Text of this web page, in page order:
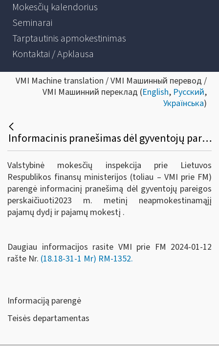
Mokesčių kalendorius
Seminarai
Tarptautinis apmokestinimas
Kontaktai / Apklausa
VMI Machine translation / VMI Машинный перевод /
VMI Машинний переклад (English, Русский,
Українська)
Informacinis pranešimas dėl gyventojų pareigos perskaičiuoti 2023 m. metinį neapmokestinamąjį pajamų dydį ir pajamų mokestį
Valstybinė mokesčių inspekcija prie Lietuvos
Respublikos finansų ministerijos (toliau – VMI prie FM)
parengė informacinį pranešimą dėl gyventojų pareigos
perskaičiuoti2023 m. metinį neapmokestinamąjį
pajamų dydį ir pajamų mokestį .
Daugiau informacijos rasite VMI prie FM 2024-01-12
rašte Nr. (18.18-31-1 Mr) RM-1352.
Informaciją parengė
Teisės departamentas